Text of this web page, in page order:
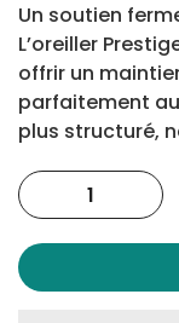
Un soutien
L’oreiller
offrir un
parfaitement
plus structuré,